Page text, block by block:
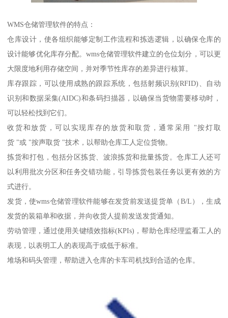
WMS仓储管理软件的特点：
仓库设计，使各组织能够定制工作流程和拣选逻辑，以确保仓库的
设计能够优化库存分配。wms仓储管理软件建立的仓位划分，可以更
大限度地利用存储空间，并对季节性库存的差异进行核算。
库存跟踪，可以使用成熟的跟踪系统，包括射频识别(RFID)、自动
识别和数据采集(AIDC)和条码扫描器，以确保当货物需要移动时，
可以轻松找到它们。
收货和放货，可以实现库存的放货和取货，通常采用 "按灯取
货 "或 "按声取货 "技术，以帮助仓库工人定位货物。
拣货和打包，包括分区拣货、波浪拣货和批量拣货。仓库工人还可
以利用批次分区和任务交错功能，引导拣货包装任务以更有效的方
式进行。
发货，使wms仓储管理软件能够在发货前发送提货单（B/L），生成
发货的装箱单和收据，并向收货人提前发送发货通知。
劳动管理，通过使用关键绩效指标(KPIs)，帮助仓库经理监看工人的
表现，以表明工人的表现高于或低于标准。
堆场和码头管理，帮助进入仓库的卡车司机找到合适的仓库。